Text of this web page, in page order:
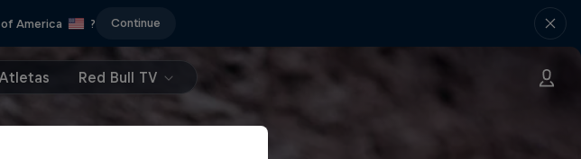
America ? Continue
Atletas Red Bull TV